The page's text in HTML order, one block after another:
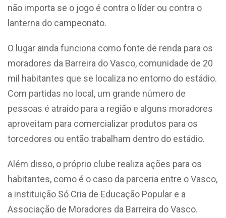
não importa se o jogo é contra o líder ou contra o
lanterna do campeonato.
O lugar ainda funciona como fonte de renda para os
moradores da Barreira do Vasco, comunidade de 20
mil habitantes que se localiza no entorno do estádio.
Com partidas no local, um grande número de
pessoas é atraído para a região e alguns moradores
aproveitam para comercializar produtos para os
torcedores ou então trabalham dentro do estádio.
Além disso, o próprio clube realiza ações para os
habitantes, como é o caso da parceria entre o Vasco,
a instituição Só Cria de Educação Popular e a
Associação de Moradores da Barreira do Vasco.